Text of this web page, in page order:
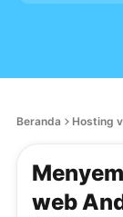
Beranda Hosting
web